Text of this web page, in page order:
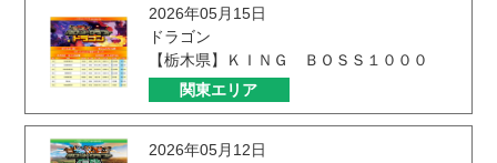
2026年05月15日
ドラゴン
【栃木県】ＫＩＮＧ ＢＯＳＳ１０００
関東エリア
2026年05月12日